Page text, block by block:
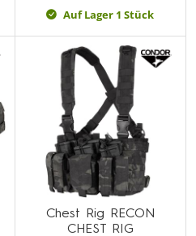
Auf Lager 1 Stück
Chest Rig RECON
CHEST RIG